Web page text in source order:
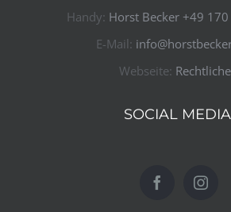
Handy: Horst Becker ​+49
E-Mail:
Webseite:
SOCIAL MEDIA